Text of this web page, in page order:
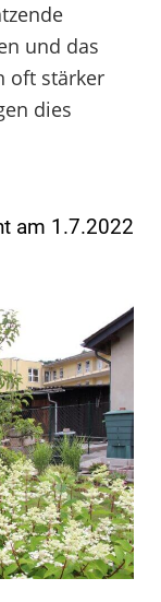
und das
oft stärker
dies
am 1.7.2022